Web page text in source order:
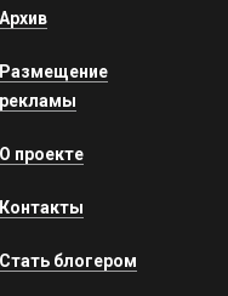
Архив
Размещение
рекламы
О проекте
Контакты
Стать блогером